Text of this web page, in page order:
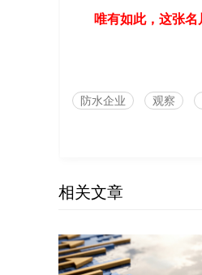
唯有如此，这张名
防水企业 观察
相关文章